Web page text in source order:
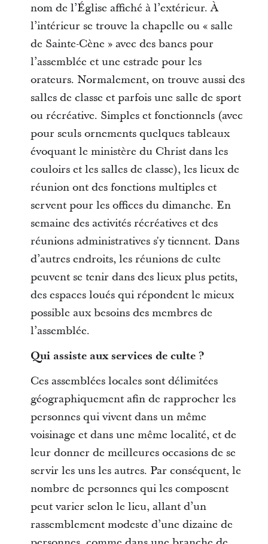
nom de l’Église affiché à l’extérieur. À
l’intérieur se trouve la chapelle ou « salle
de Sainte-Cène » avec des bancs pour
l’assemblée et une estrade pour les
orateurs. Normalement, on trouve aussi des
salles de classe et parfois une salle de sport
ou récréative. Simples et fonctionnels (avec
pour seuls ornements quelques tableaux
évoquant le ministère du Christ dans les
couloirs et les salles de classe), les lieux de
réunion ont des fonctions multiples et
servent pour les offices du dimanche. En
semaine des activités récréatives et des
réunions administratives s'y tiennent. Dans
d’autres endroits, les réunions de culte
peuvent se tenir dans des lieux plus petits,
des espaces loués qui répondent le mieux
possible aux besoins des membres de
l’assemblée.
Qui assiste aux services de culte ?
Ces assemblées locales sont délimitées
géographiquement afin de rapprocher les
personnes qui vivent dans un même
voisinage et dans une même localité, et de
leur donner de meilleures occasions de se
servir les uns les autres. Par conséquent, le
nombre de personnes qui les composent
peut varier selon le lieu, allant d’un
rassemblement modeste d’une dizaine de